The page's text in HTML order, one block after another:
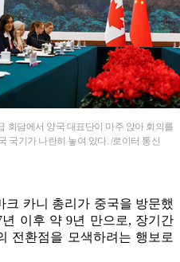
회담에서 양국 대표단이 마주 앉아 회의를
국기가 나란히 놓여 있다. /로이터 통신
카니 총리가 중국을 방문했
이후 약 9년 만으로, 장기간
전환점을 모색하려는 행보로